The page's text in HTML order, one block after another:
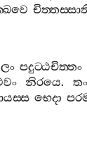
පදුට‍්ඨචිත‍්තං
නිරයෙ. තං
භෙදා